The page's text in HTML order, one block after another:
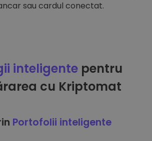
sau cardul conectat.
inteligentepentru
cu Kriptomat
Portofolii inteligente